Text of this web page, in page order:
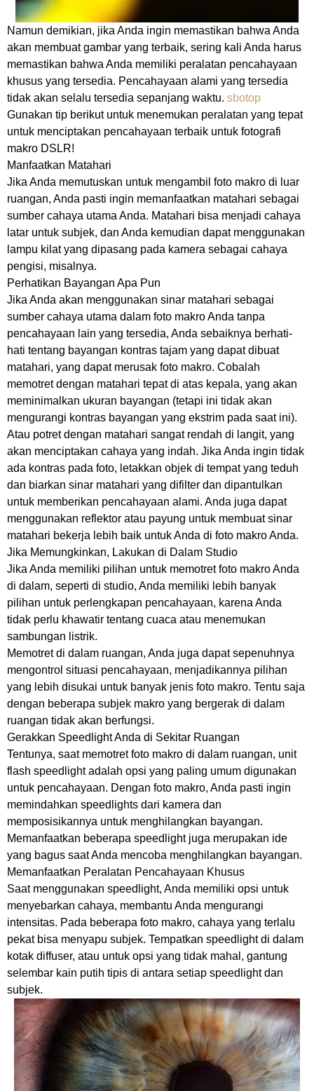
Namun demikian, jika Anda ingin memastikan bahwa Anda
akan membuat gambar yang terbaik, sering kali Anda harus
memastikan bahwa Anda memiliki peralatan pencahayaan
khusus yang tersedia. Pencahayaan alami yang tersedia
tidak akan selalu tersedia sepanjang waktu. sbotop
Gunakan tip berikut untuk menemukan peralatan yang tepat
untuk menciptakan pencahayaan terbaik untuk fotografi
makro DSLR!
Manfaatkan Matahari
Jika Anda memutuskan untuk mengambil foto makro di luar
ruangan, Anda pasti ingin memanfaatkan matahari sebagai
sumber cahaya utama Anda. Matahari bisa menjadi cahaya
latar untuk subjek, dan Anda kemudian dapat menggunakan
lampu kilat yang dipasang pada kamera sebagai cahaya
pengisi, misalnya.
Perhatikan Bayangan Apa Pun
Jika Anda akan menggunakan sinar matahari sebagai
sumber cahaya utama dalam foto makro Anda tanpa
pencahayaan lain yang tersedia, Anda sebaiknya berhati-
hati tentang bayangan kontras tajam yang dapat dibuat
matahari, yang dapat merusak foto makro. Cobalah
memotret dengan matahari tepat di atas kepala, yang akan
meminimalkan ukuran bayangan (tetapi ini tidak akan
mengurangi kontras bayangan yang ekstrim pada saat ini).
Atau potret dengan matahari sangat rendah di langit, yang
akan menciptakan cahaya yang indah. Jika Anda ingin tidak
ada kontras pada foto, letakkan objek di tempat yang teduh
dan biarkan sinar matahari yang difilter dan dipantulkan
untuk memberikan pencahayaan alami. Anda juga dapat
menggunakan reflektor atau payung untuk membuat sinar
matahari bekerja lebih baik untuk Anda di foto makro Anda.
Jika Memungkinkan, Lakukan di Dalam Studio
Jika Anda memiliki pilihan untuk memotret foto makro Anda
di dalam, seperti di studio, Anda memiliki lebih banyak
pilihan untuk perlengkapan pencahayaan, karena Anda
tidak perlu khawatir tentang cuaca atau menemukan
sambungan listrik.
Memotret di dalam ruangan, Anda juga dapat sepenuhnya
mengontrol situasi pencahayaan, menjadikannya pilihan
yang lebih disukai untuk banyak jenis foto makro. Tentu saja
dengan beberapa subjek makro yang bergerak di dalam
ruangan tidak akan berfungsi.
Gerakkan Speedlight Anda di Sekitar Ruangan
Tentunya, saat memotret foto makro di dalam ruangan, unit
flash speedlight adalah opsi yang paling umum digunakan
untuk pencahayaan. Dengan foto makro, Anda pasti ingin
memindahkan speedlights dari kamera dan
memposisikannya untuk menghilangkan bayangan.
Memanfaatkan beberapa speedlight juga merupakan ide
yang bagus saat Anda mencoba menghilangkan bayangan.
Memanfaatkan Peralatan Pencahayaan Khusus
Saat menggunakan speedlight, Anda memiliki opsi untuk
menyebarkan cahaya, membantu Anda mengurangi
intensitas. Pada beberapa foto makro, cahaya yang terlalu
pekat bisa menyapu subjek. Tempatkan speedlight di dalam
kotak diffuser, atau untuk opsi yang tidak mahal, gantung
selembar kain putih tipis di antara setiap speedlight dan
subjek.